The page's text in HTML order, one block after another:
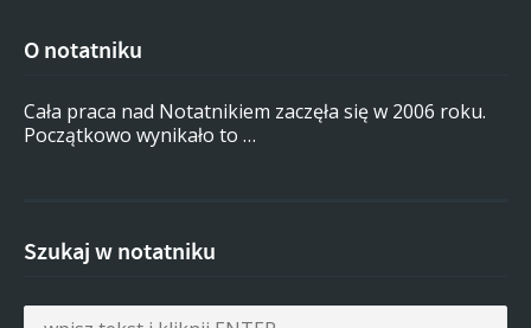
O notatniku
Cała praca nad Notatnikiem zaczęła się w 2006 roku.
Początkowo wynikało to …
Szukaj w notatniku